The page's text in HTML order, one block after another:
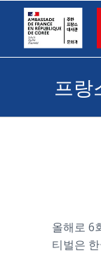
프랑
올해로 6
티벌은